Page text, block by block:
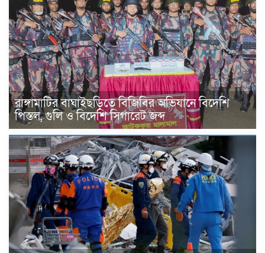
রাঙ্গামাটির বাঘাইছড়িতে বিজিবির অভিযানে বিদেশি
পিস্তল, গুলি ও বিদেশি সিগারেট জব্দ